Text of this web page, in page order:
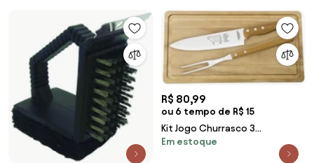
R$ 80,99
ou 6 tempo de R$ 15
Kit Jogo Churrasco 3
Pe&ccedil;as T&aacute;bua
Madeira Faca Garfo Tramontina
Em estoque